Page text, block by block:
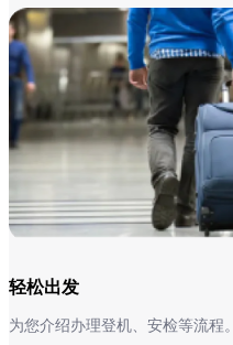
轻松出发
为您介绍办理登机、安检等流程。